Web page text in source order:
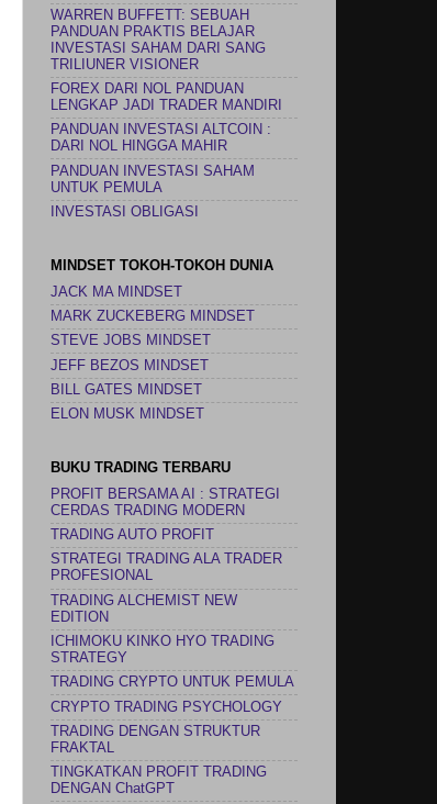
WARREN BUFFETT: SEBUAH
PANDUAN PRAKTIS BELAJAR
INVESTASI SAHAM DARI SANG
TRILIUNER VISIONER
FOREX DARI NOL PANDUAN
LENGKAP JADI TRADER MANDIRI
PANDUAN INVESTASI ALTCOIN :
DARI NOL HINGGA MAHIR
PANDUAN INVESTASI SAHAM
UNTUK PEMULA
INVESTASI OBLIGASI
MINDSET TOKOH-TOKOH DUNIA
JACK MA MINDSET
MARK ZUCKEBERG MINDSET
STEVE JOBS MINDSET
JEFF BEZOS MINDSET
BILL GATES MINDSET
ELON MUSK MINDSET
BUKU TRADING TERBARU
PROFIT BERSAMA AI : STRATEGI
CERDAS TRADING MODERN
TRADING AUTO PROFIT
STRATEGI TRADING ALA TRADER
PROFESIONAL
TRADING ALCHEMIST NEW
EDITION
ICHIMOKU KINKO HYO TRADING
STRATEGY
TRADING CRYPTO UNTUK PEMULA
CRYPTO TRADING PSYCHOLOGY
TRADING DENGAN STRUKTUR
FRAKTAL
TINGKATKAN PROFIT TRADING
DENGAN ChatGPT